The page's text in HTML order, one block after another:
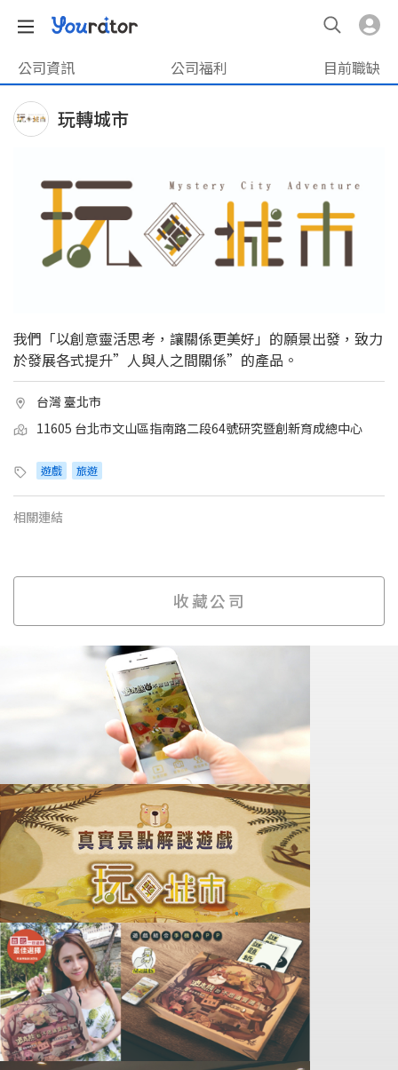
公司資訊 公司福利 目前職缺
玩轉城市
我們「以創意靈活思考，讓關係更美好」的願景出發，致力
於發展各式提升”人與人之間關係”的產品。
台灣 臺北市
11605 台北市文山區指南路二段64號研究暨創新育成總中心
遊戲 旅遊
相關連結
收藏公司